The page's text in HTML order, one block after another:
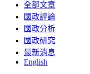
全部文章
國政評論
國政分析
國政研究
最新消息
English